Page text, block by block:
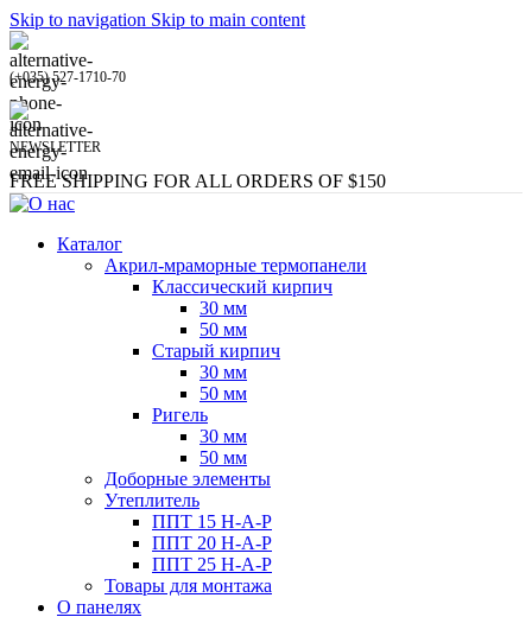
Skip to navigation Skip to main content
(+035) 527-1710-70
NEWSLETTER
FREE SHIPPING FOR ALL ORDERS OF $150
Каталог
Акрил-мраморные термопанели
Классический кирпич
30 мм
50 мм
Старый кирпич
30 мм
50 мм
Ригель
30 мм
50 мм
Доборные элементы
Утеплитель
ППТ 15 Н-А-Р
ППТ 20 Н-А-Р
ППТ 25 Н-А-Р
Товары для монтажа
О панелях